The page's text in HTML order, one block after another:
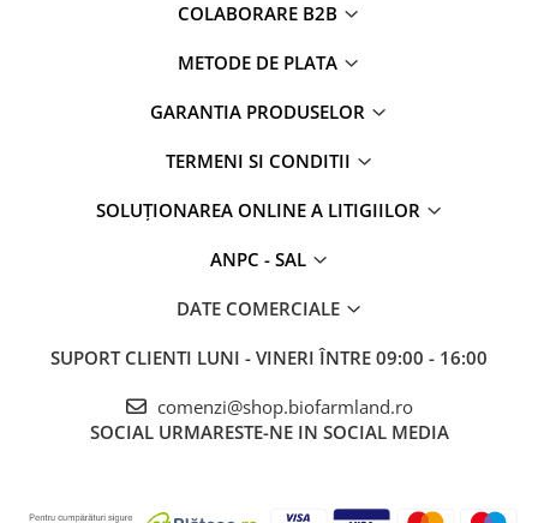
COLABORARE B2B
METODE DE PLATA
GARANTIA PRODUSELOR
TERMENI SI CONDITII
SOLUȚIONAREA ONLINE A LITIGIILOR
ANPC - SAL
DATE COMERCIALE
SUPORT CLIENTI LUNI - VINERI ÎNTRE 09:00 - 16:00
comenzi@shop.biofarmland.ro
SOCIAL URMARESTE-NE IN SOCIAL MEDIA